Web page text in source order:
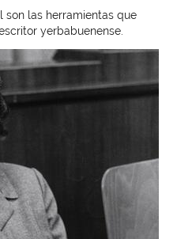
son las herramientas que
yerbabuenense.